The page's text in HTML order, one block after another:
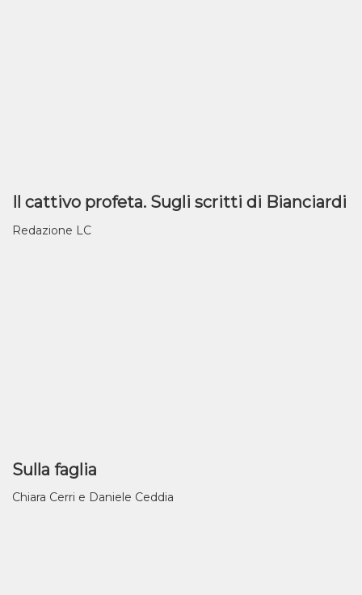
Il cattivo profeta. Sugli scritti di Bianciardi
Redazione LC
Sulla faglia
Chiara Cerri e Daniele Ceddia